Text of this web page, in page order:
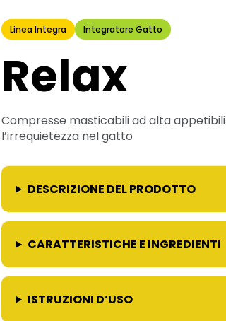
Linea Integra Integratore Gatto
Relax
Compresse masticabili ad alta
l’irrequietezza nel gatto
DESCRIZIONE DEL PRODOTTO
CARATTERISTICHE E INGREDIENTI
ISTRUZIONI D’USO